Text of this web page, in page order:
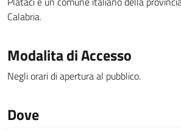
Calabria.
Modalita di Accesso
Negli orari di apertura al pubblico.
Dove